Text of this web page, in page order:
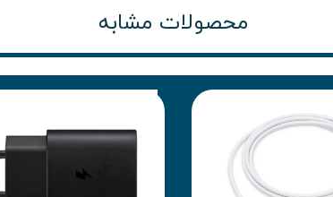
محصولات مشابه